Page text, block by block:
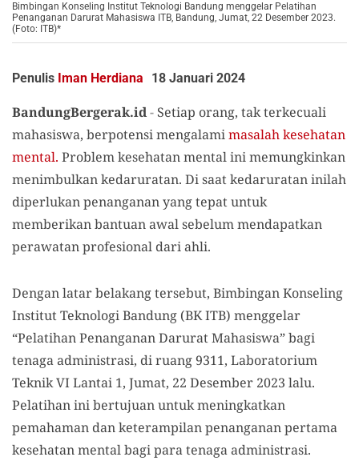
Bimbingan Konseling Institut Teknologi Bandung menggelar Pelatihan
Penanganan Darurat Mahasiswa ITB, Bandung, Jumat, 22 Desember 2023.
(Foto: ITB)*
Penulis Iman Herdiana 18 Januari 2024
BandungBergerak.id- Setiap orang, tak terkecuali
mahasiswa, berpotensi mengalamimasalah kesehatan
mental. Problem kesehatan mental ini memungkinkan
menimbulkan kedaruratan. Di saat kedaruratan inilah
diperlukan penanganan yang tepat untuk
memberikan bantuan awal sebelum mendapatkan
perawatan profesional dari ahli.
Dengan latar belakang tersebut, Bimbingan Konseling
Institut Teknologi Bandung (BK ITB) menggelar
“Pelatihan Penanganan Darurat Mahasiswa” bagi
tenaga administrasi, di ruang 9311, Laboratorium
Teknik VI Lantai 1, Jumat, 22 Desember 2023 lalu.
Pelatihan ini bertujuan untuk meningkatkan
pemahaman dan keterampilan penanganan pertama
kesehatan mental bagi para tenaga administrasi.